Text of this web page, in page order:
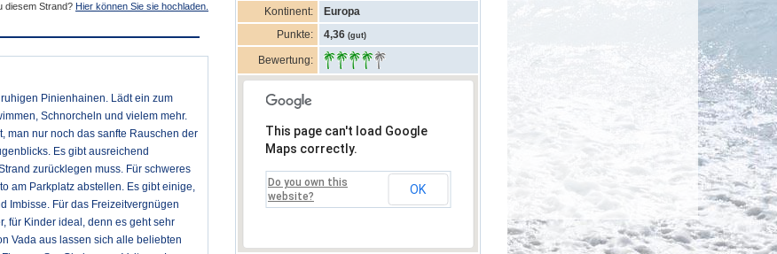
diesem Strand? Hier können Sie sie hochladen.
Pinienhainen. Lädt ein zum
Schnorcheln und vielem mehr.
man nur noch das sanfte Rauschen der
Es gibt ausreichend
zurücklegen muss. Für schweres
am Parkplatz abstellen. Es gibt einige,
Imbisse. Für das Freizeitvergnügen
für Kinder ideal, denn es geht sehr
Vada aus lassen sich alle beliebten
Kontinent:
Europa
Punkte:
4,36 (gut)
Bewertung:
This page can't load Google
Maps correctly.
Do you own this
website?
OK